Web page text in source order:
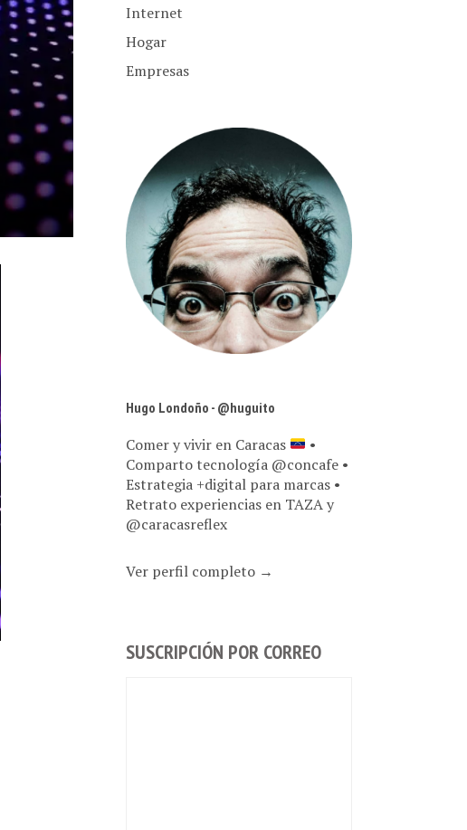
Internet
Hogar
Empresas
Hugo Londoño - @huguito
Comer y vivir en Caracas
•
Comparto tecnología @concafe •
Estrategia +digital para marcas •
Retrato experiencias en TAZA y
@caracasreflex
Ver perfil completo →
SUSCRIPCIÓN POR CORREO